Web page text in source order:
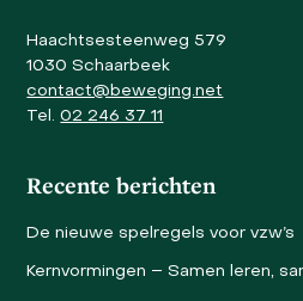
Haachtsesteenweg 579
1030 Schaarbeek
contact@beweging.net
Tel.02 246 37 11
Recente berichten
De nieuwe spelregels voor vzw’s
Kernvormingen – Samen leren,